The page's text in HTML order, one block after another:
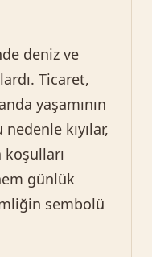
deniz ve
Ticaret,
yaşamının
kıyılar,
günlük
sembolü